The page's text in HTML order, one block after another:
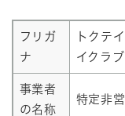
フリガ
ナ
トクテ
イクラブ
事業者
の名称
特定非